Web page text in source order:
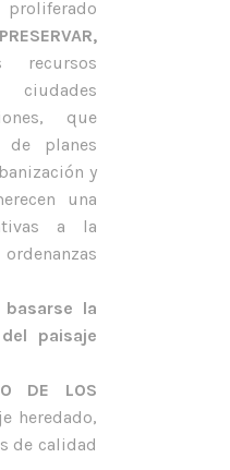
proliferado
PRESERVAR,
recursos
que
de planes
y
una
a la
la
paisaje
DE LOS
heredado,
de calidad